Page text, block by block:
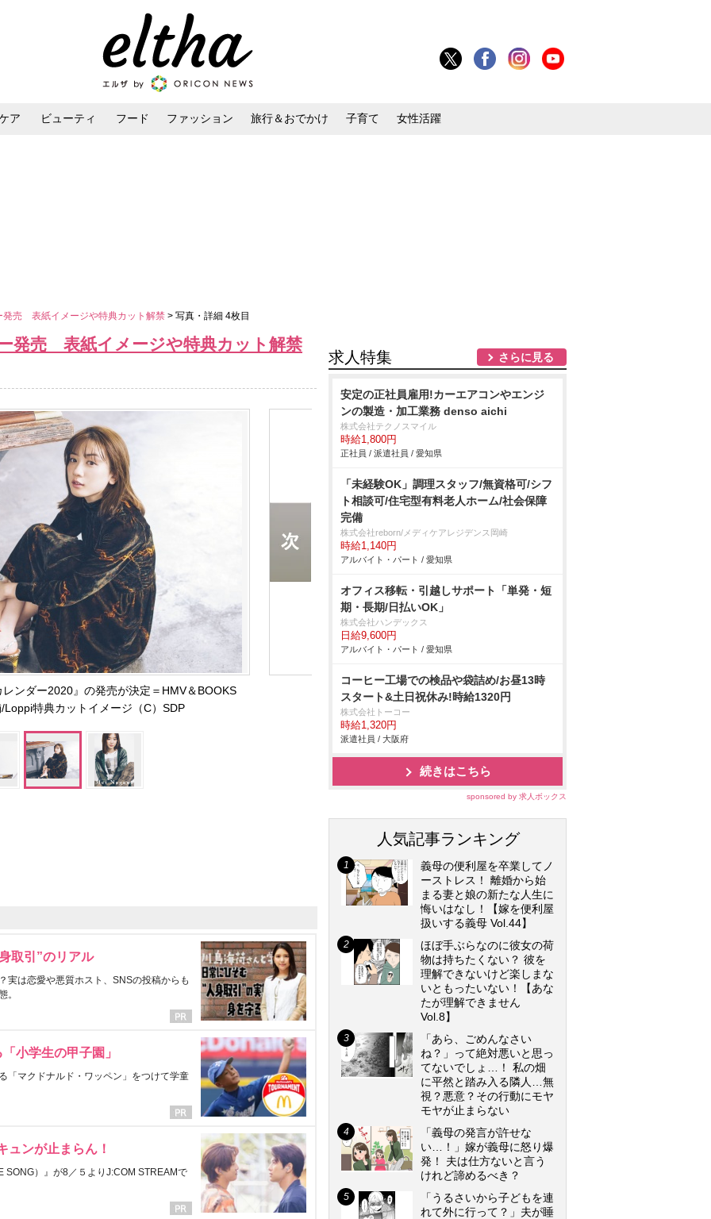
ア ビューティ フード ファッション 旅行＆おでかけ 子育て 女性活躍
発売 表紙イメージや特典カット解禁 > 写真・詳細 4枚目
発売 表紙イメージや特典カット解禁
ンダー2020』の発売が決定＝HMV＆BOOKS
Loppi特典カットイメージ（C）SDP
取引”のリアル
実は恋愛や悪質ホスト、SNSの投稿からも
。
小学生の甲子園」
「マクドナルド・ワッペン」をつけて学童
ュンが止まらん！
SONG）』が8／５よりJ:COM STREAMで
求人特集 さらに見る
安定の正社員雇用!カーエアコンやエンジ
ンの製造・加工業務 denso aichi
株式会社テクノスマイル
時給1,800円
正社員 / 派遣社員 / 愛知県
「未経験OK」調理スタッフ/無資格可/シフ
ト相談可/住宅型有料老人ホーム/社会保障
完備
株式会社reborn/メディケアレジデンス岡崎
時給1,140円
アルバイト・パート / 愛知県
オフィス移転・引越しサポート「単発・短
期・長期/日払いOK」
株式会社ハンデックス
日給9,600円
アルバイト・パート / 愛知県
コーヒー工場での検品や袋詰め/お昼13時
スタート&土日祝休み!時給1320円
株式会社トーコー
時給1,320円
派遣社員 / 大阪府
続きはこちら
sponsored by 求人ボックス
人気記事ランキング
義母の便利屋を卒業してノ
ーストレス！ 離婚から始
まる妻と娘の新たな人生に
悔いはなし！【嫁を便利屋
扱いする義母 Vol.44】
ほぼ手ぶらなのに彼女の荷
物は持ちたくない？ 彼を
理解できないけど楽しまな
いともったいない！【あな
たが理解できません
Vol.8】
「あら、ごめんなさい
ね？」って絶対悪いと思っ
てないでしょ…！ 私の畑
に平然と踏み入る隣人…無
視？悪意？その行動にモヤ
モヤが止まらない
「義母の発言が許せな
い…！」嫁が義母に怒り爆
発！ 夫は仕方ないと言う
けれど諦めるべき？
「うるさいから子どもを連
れて外に行って？」夫が睡